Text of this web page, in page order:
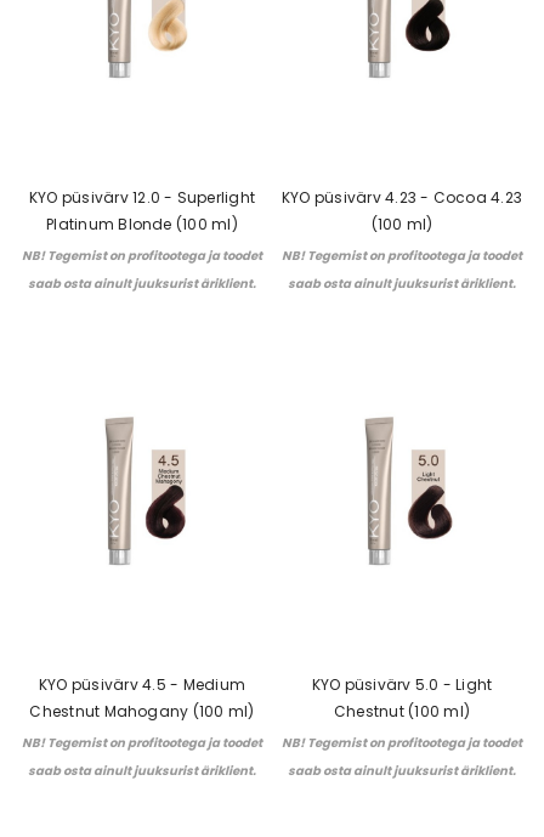
KYO püsivärv 12.0 - Superlight
Platinum Blonde (100 ml)
NB! Tegemist on profitootega ja toodet
saab osta ainult juuksurist äriklient.
KYO püsivärv 4.23 - Cocoa 4.23
(100 ml)
NB! Tegemist on profitootega ja toodet
saab osta ainult juuksurist äriklient.
KYO püsivärv 4.5 - Medium
Chestnut Mahogany (100 ml)
NB! Tegemist on profitootega ja toodet
saab osta ainult juuksurist äriklient.
KYO püsivärv 5.0 - Light
Chestnut (100 ml)
NB! Tegemist on profitootega ja toodet
saab osta ainult juuksurist äriklient.